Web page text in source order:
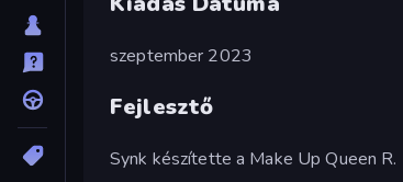
szeptember 2023
Fejlesztő
Synk készítette a Make Up Queen R.